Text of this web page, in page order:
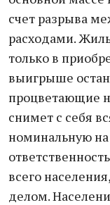
счет разрыва
расходами.
только в
выигрыше
процветающие
снимет с себя
номинальную
всего
делом.